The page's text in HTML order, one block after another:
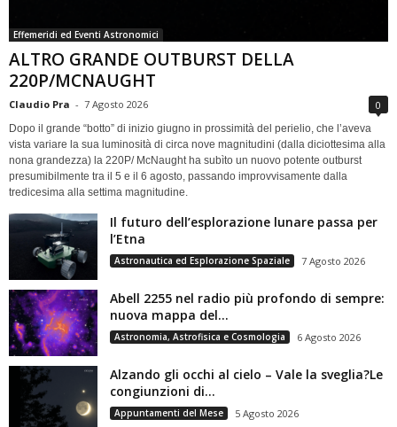
Effemeridi ed Eventi Astronomici
ALTRO GRANDE OUTBURST DELLA
220P/MCNAUGHT
Claudio Pra - 7 Agosto 2026 0
Dopo il grande “botto” di inizio giugno in prossimità del perielio, che l’aveva
vista variare la sua luminosità di circa nove magnitudini (dalla diciottesima alla
nona grandezza) la 220P/ McNaught ha subìto un nuovo potente outburst
presumibilmente tra il 5 e il 6 agosto, passando improvvisamente dalla
tredicesima alla settima magnitudine.
Il futuro dell’esplorazione lunare passa per
l’Etna
Astronautica ed Esplorazione Spaziale 7 Agosto 2026
Abell 2255 nel radio più profondo di sempre:
nuova mappa del...
Astronomia, Astrofisica e Cosmologia 6 Agosto 2026
Alzando gli occhi al cielo – Vale la sveglia?Le
congiunzioni di...
Appuntamenti del Mese 5 Agosto 2026